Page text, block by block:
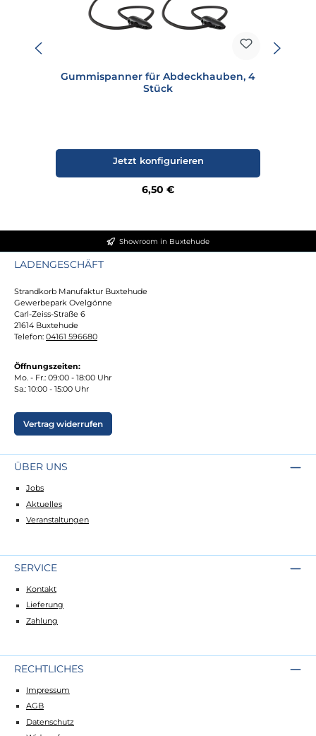
Gummispanner für Abdeckhauben, 4
Stück
Regulärer Preis:
6,50 €
Jetzt konfigurieren
Showroom in Buxtehude
LADENGESCHÄFT
Strandkorb Manufaktur Buxtehude
Gewerbepark Ovelgönne
Carl-Zeiss-Straße 6
21614 Buxtehude
Telefon: 04161 596680
Öffnungszeiten:
Mo. - Fr.: 09:00 - 18:00 Uhr
Sa.: 10:00 - 15:00 Uhr
Vertrag widerrufen
ÜBER UNS
Jobs
Aktuelles
Veranstaltungen
SERVICE
Kontakt
Lieferung
Zahlung
RECHTLICHES
Impressum
AGB
Datenschutz